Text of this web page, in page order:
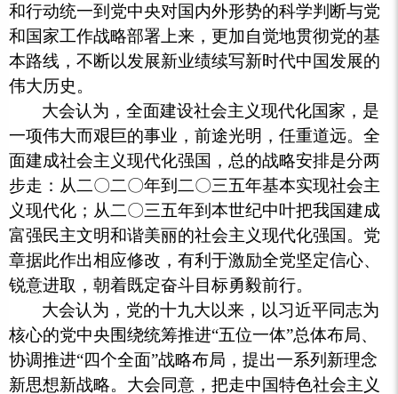
和行动统一到党中央对国内外形势的科学判断与党
和国家工作战略部署上来，更加自觉地贯彻党的基
本路线，不断以发展新业绩续写新时代中国发展的
伟大历史。
大会认为，全面建设社会主义现代化国家，是
一项伟大而艰巨的事业，前途光明，任重道远。全
面建成社会主义现代化强国，总的战略安排是分两
步走：从二〇二〇年到二〇三五年基本实现社会主
义现代化；从二〇三五年到本世纪中叶把我国建成
富强民主文明和谐美丽的社会主义现代化强国。党
章据此作出相应修改，有利于激励全党坚定信心、
锐意进取，朝着既定奋斗目标勇毅前行。
大会认为，党的十九大以来，以习近平同志为
核心的党中央围绕统筹推进“五位一体”总体布局、
协调推进“四个全面”战略布局，提出一系列新理念
新思想新战略。大会同意，把走中国特色社会主义